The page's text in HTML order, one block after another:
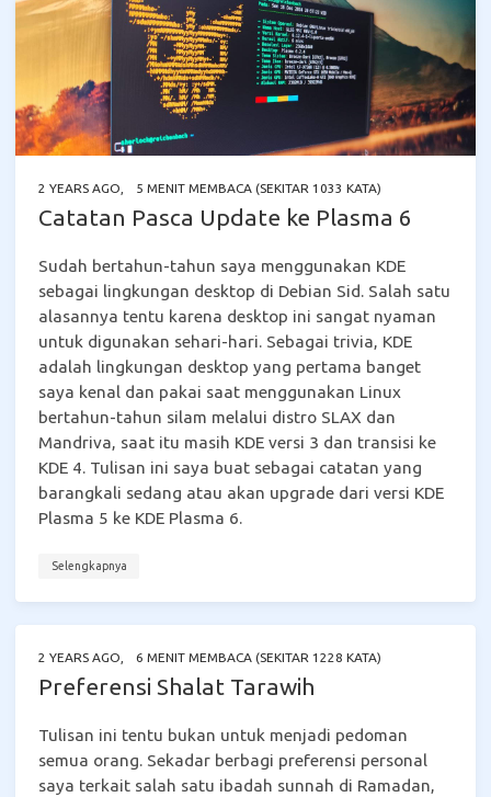
2 YEARS AGO 5 MENIT MEMBACA (SEKITAR 1033 KATA)
Catatan Pasca Update ke Plasma 6
Sudah bertahun-tahun saya menggunakan KDE
sebagai lingkungan desktop di Debian Sid. Salah satu
alasannya tentu karena desktop ini sangat nyaman
untuk digunakan sehari-hari. Sebagai trivia, KDE
adalah lingkungan desktop yang pertama banget
saya kenal dan pakai saat menggunakan Linux
bertahun-tahun silam melalui distro SLAX dan
Mandriva, saat itu masih KDE versi 3 dan transisi ke
KDE 4. Tulisan ini saya buat sebagai catatan yang
barangkali sedang atau akan upgrade dari versi KDE
Plasma 5 ke KDE Plasma 6.
Selengkapnya
2 YEARS AGO 6 MENIT MEMBACA (SEKITAR 1228 KATA)
Preferensi Shalat Tarawih
Tulisan ini tentu bukan untuk menjadi pedoman
semua orang. Sekadar berbagi preferensi personal
saya terkait salah satu ibadah sunnah di Ramadan,